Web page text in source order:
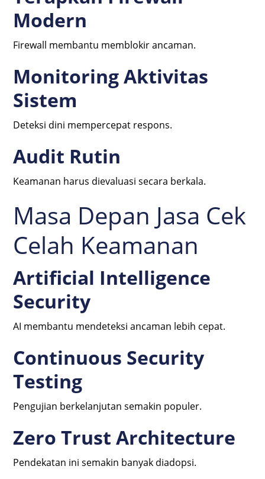
Modern
Firewall membantu memblokir ancaman.
Monitoring Aktivitas
Sistem
Deteksi dini mempercepat respons.
Audit Rutin
Keamanan harus dievaluasi secara berkala.
Masa Depan Jasa Cek
Celah Keamanan
Artificial Intelligence
Security
AI membantu mendeteksi ancaman lebih cepat.
Continuous Security
Testing
Pengujian berkelanjutan semakin populer.
Zero Trust Architecture
Pendekatan ini semakin banyak diadopsi.